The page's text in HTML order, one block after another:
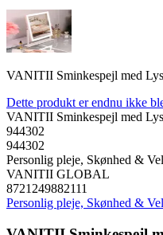
VANITII Sminkespejl med
Dette produkt er endnu ikke
VANITII Sminkespejl med
944302
944302
Personlig pleje, Skønhed &
VANITII GLOBAL
8721249882111
Personlig pleje, Skønhed &